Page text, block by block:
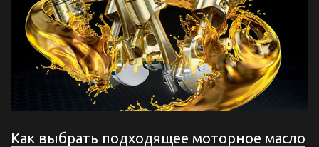
Как выбрать подходящее моторное масло